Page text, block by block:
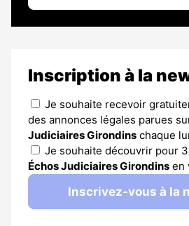
Inscription à la
Je souhaite recevoir
des annonces légales parues
Judiciaires Girondins chaque
Je souhaite découvrir pour
Échos Judiciaires Girondins en
Inscrivez-vous à la